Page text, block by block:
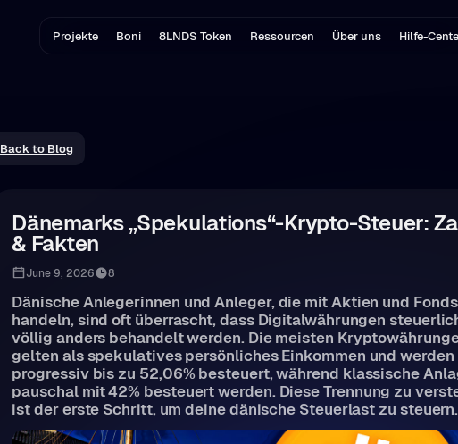
Projekte Boni 8LNDS Token Ressourcen Über uns Hilfe-
Back to Blog
Dänemarks „Spekulations“-Krypto-Steuer:
& Fakten
June 9, 2026 8
Dänische Anlegerinnen und Anleger, die mit Aktien und Fonds
handeln, sind oft überrascht, dass Digitalwährungen
völlig anders behandelt werden. Die meisten
gelten als spekulatives persönliches Einkommen und werden
progressiv bis zu 52,06% besteuert, während klassische
pauschal mit 42% besteuert werden. Diese Trennung zu
ist der erste Schritt, um deine dänische Steuerlast zu steuern.